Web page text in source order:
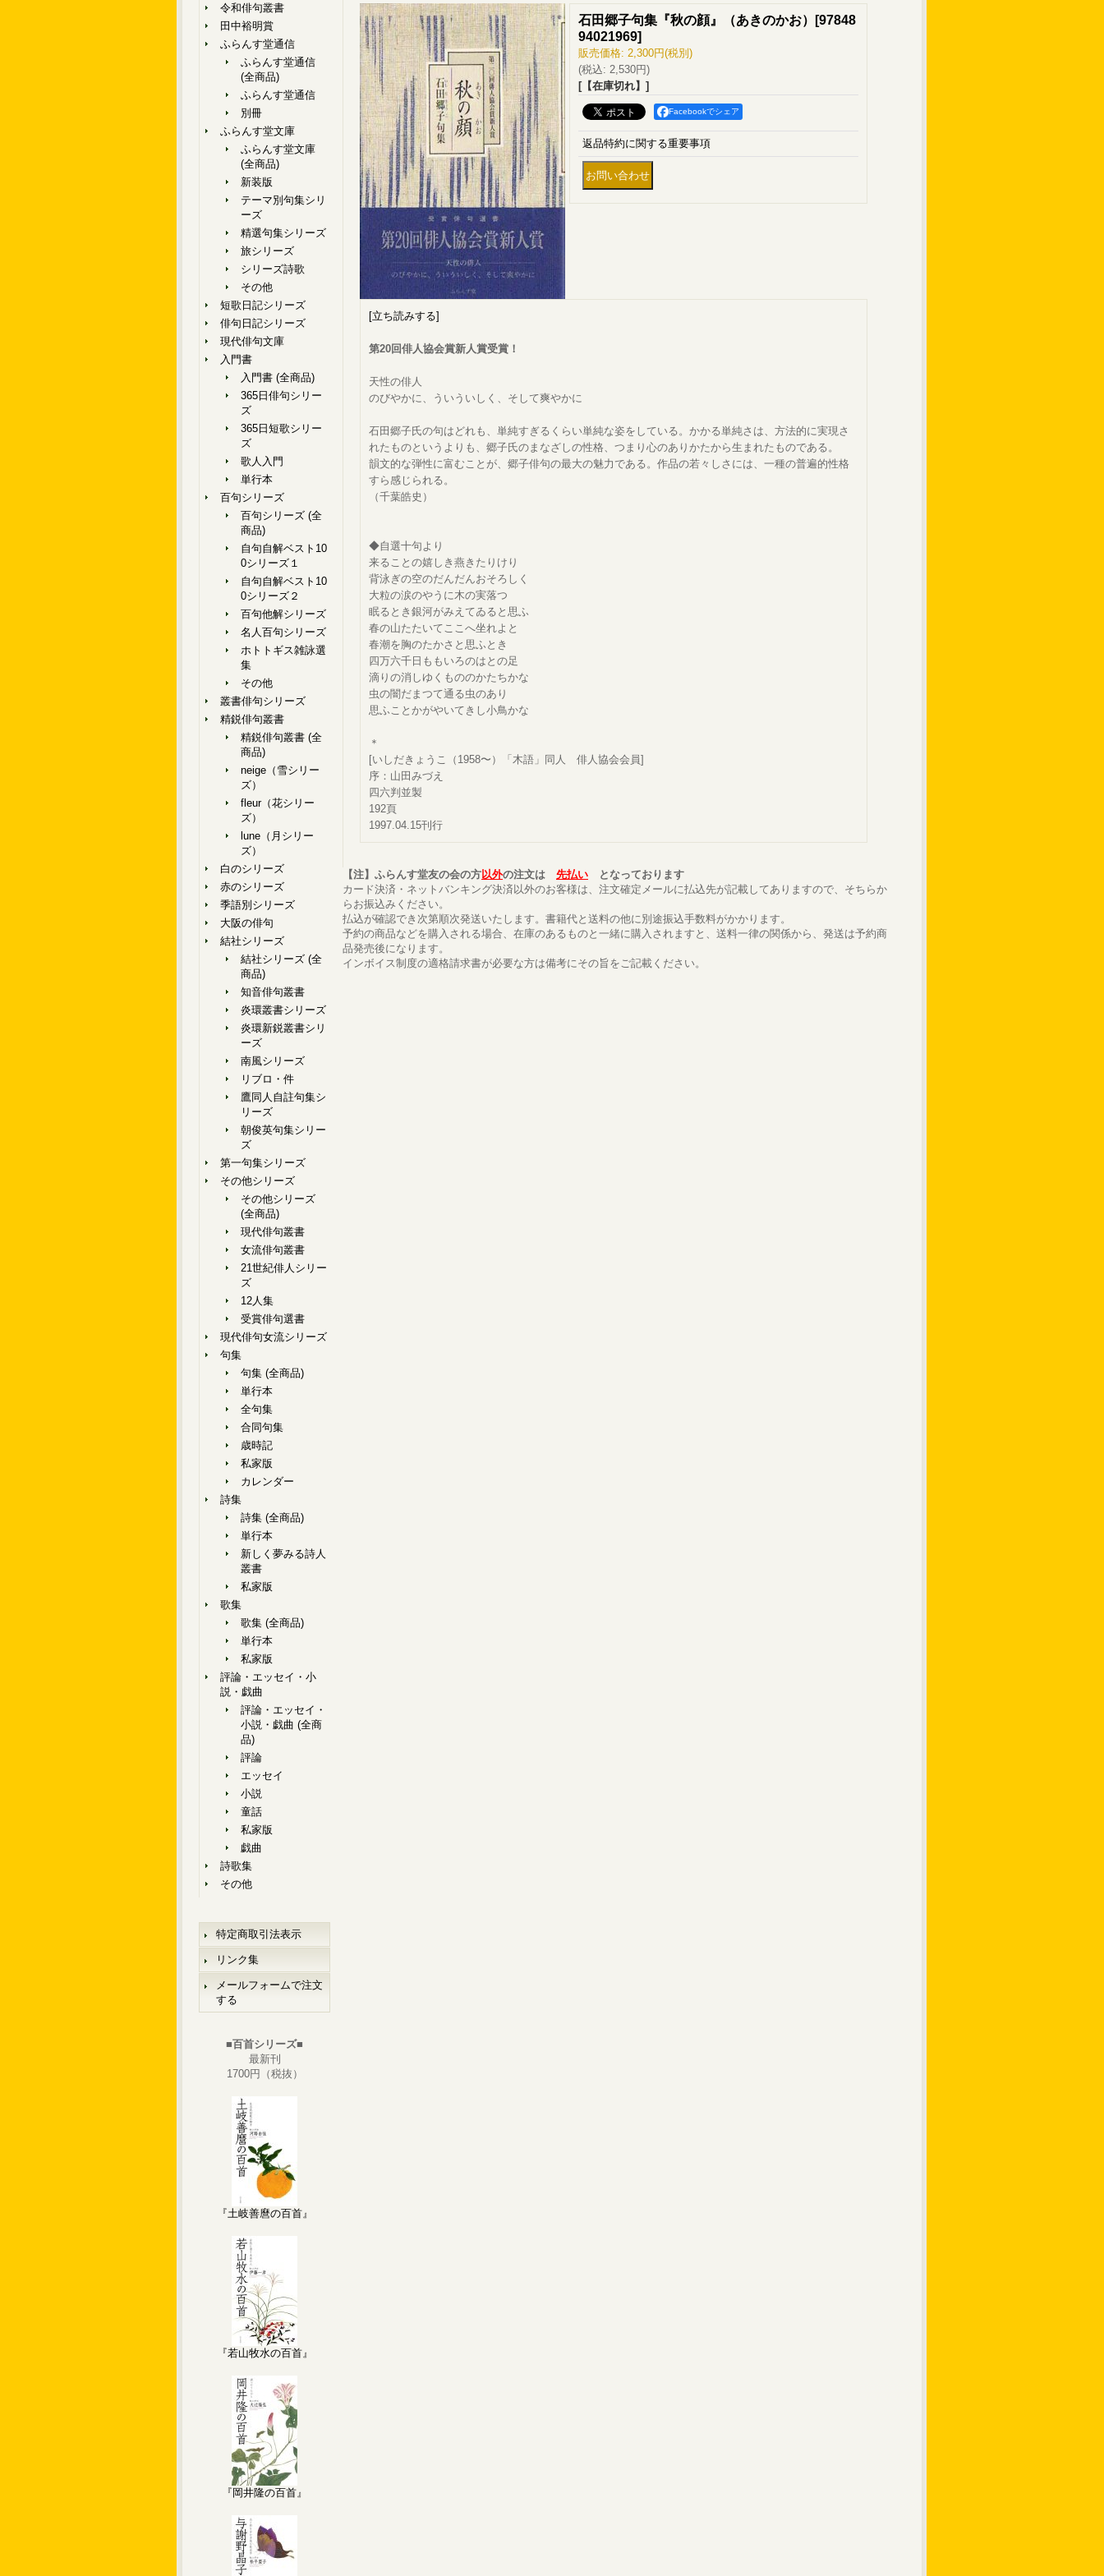
令和俳句叢書
田中裕明賞
ふらんす堂通信
ふらんす堂通信
(全商品)
ふらんす堂通信
別冊
ふらんす堂文庫
ふらんす堂文庫
(全商品)
新装版
テーマ別句集シリ
ーズ
精選句集シリーズ
旅シリーズ
シリーズ詩歌
その他
短歌日記シリーズ
俳句日記シリーズ
現代俳句文庫
入門書
入門書 (全商品)
365日俳句シリー
ズ
365日短歌シリー
ズ
歌人入門
単行本
百句シリーズ
百句シリーズ (全
商品)
自句自解ベスト10
0シリーズ１
自句自解ベスト10
0シリーズ２
百句他解シリーズ
名人百句シリーズ
ホトトギス雑詠選
集
その他
叢書俳句シリーズ
精鋭俳句叢書
精鋭俳句叢書 (全
商品)
neige（雪シリー
ズ）
fleur（花シリー
ズ）
lune（月シリー
ズ）
白のシリーズ
赤のシリーズ
季語別シリーズ
大阪の俳句
結社シリーズ
結社シリーズ (全
商品)
知音俳句叢書
炎環叢書シリーズ
炎環新鋭叢書シリ
ーズ
南風シリーズ
リブロ・件
鷹同人自註句集シ
リーズ
朝俊英句集シリー
ズ
第一句集シリーズ
その他シリーズ
その他シリーズ
(全商品)
現代俳句叢書
女流俳句叢書
21世紀俳人シリー
ズ
12人集
受賞俳句選書
現代俳句女流シリーズ
句集
句集 (全商品)
単行本
全句集
合同句集
歳時記
私家版
カレンダー
詩集
詩集 (全商品)
単行本
新しく夢みる詩人
叢書
私家版
歌集
歌集 (全商品)
単行本
私家版
評論・エッセイ・小
説・戯曲
評論・エッセイ・
小説・戯曲 (全商
品)
評論
エッセイ
小説
童話
私家版
戯曲
詩歌集
その他
特定商取引法表示
リンク集
メールフォームで注文
する
■百首シリーズ■
最新刊
1700円（税抜）
『土岐善麿の百首』
『若山牧水の百首』
『岡井隆の百首』
石田郷子句集『秋の顔』（あきのかお） [97848
94021969]
販売価格: 2,300円(税別)
(税込: 2,530円)
[【在庫切れ】]
Facebookでシェア
返品特約に関する重要事項
[立ち読みする]
第20回俳人協会賞新人賞受賞！
天性の俳人
のびやかに、ういういしく、そして爽やかに
石田郷子氏の句はどれも、単純すぎるくらい単純な姿をしている。かかる単純さは、方法的に実現さ
れたものというよりも、郷子氏のまなざしの性格、つまり心のありかたから生まれたものである。
韻文的な弾性に富むことが、郷子俳句の最大の魅力である。作品の若々しさには、一種の普遍的性格
すら感じられる。
（千葉皓史）
◆自選十句より
来ることの嬉しき燕きたりけり
背泳ぎの空のだんだんおそろしく
大粒の涙のやうに木の実落つ
眠るとき銀河がみえてゐると思ふ
春の山たたいてここへ坐れよと
春潮を胸のたかさと思ふとき
四万六千日ももいろのはとの足
滴りの消しゆくもののかたちかな
虫の闇だまつて通る虫のあり
思ふことかがやいてきし小鳥かな
＊
[いしだきょうこ（1958〜）「木語」同人 俳人協会会員]
序：山田みづえ
四六判並製
192頁
1997.04.15刊行
【注】ふらんす堂友の会の方以外の注文は 先払い となっております
カード決済・ネットバンキング決済以外のお客様は、注文確定メールに払込先が記載してありますので、そちらか
らお振込みください。
払込が確認でき次第順次発送いたします。書籍代と送料の他に別途振込手数料がかかります。
予約の商品などを購入される場合、在庫のあるものと一緒に購入されますと、送料一律の関係から、発送は予約商
品発売後になります。
インボイス制度の適格請求書が必要な方は備考にその旨をご記載ください。